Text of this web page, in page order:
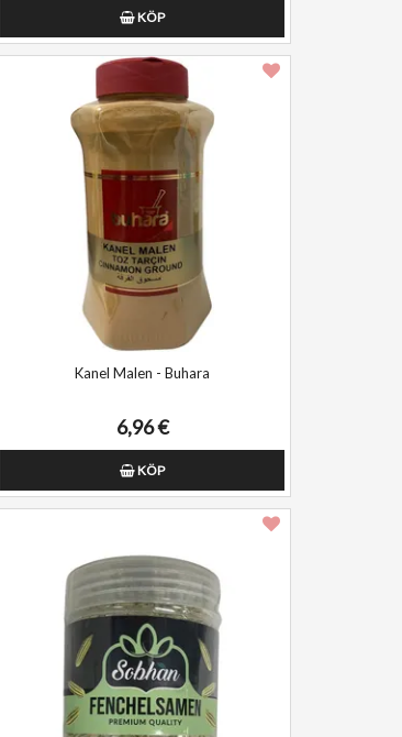
KÖP
Kanel Malen - Buhara
6,96 €
KÖP